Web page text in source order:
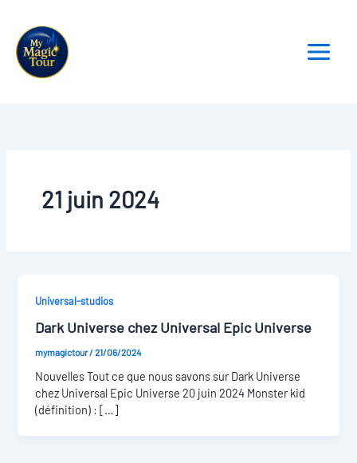
contenu
21 juin 2024
Universal-studios
Dark Universe chez Universal Epic Universe
mymagictour/21/06/2024
Nouvelles Tout ce que nous savons sur Dark Universe
chez Universal Epic Universe 20 juin 2024 Monster kid
(définition) : […]